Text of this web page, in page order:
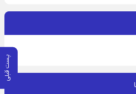
پست قبلی